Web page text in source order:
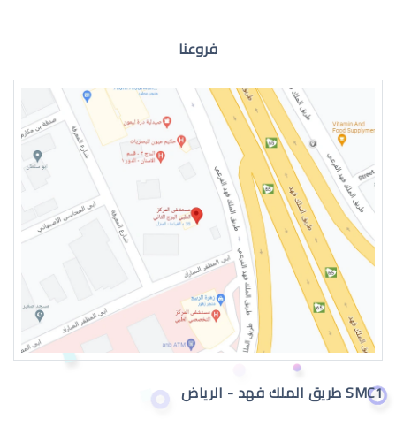
القرنية المخروطية اعراض
القرنية المخروطية 2019
فروعنا
SMC1 طريق الملك فهد - الرياض